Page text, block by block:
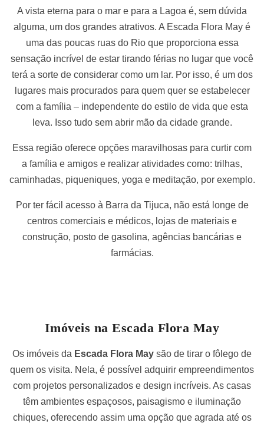
A vista eterna para o mar e para a Lagoa é, sem dúvida
alguma, um dos grandes atrativos. A Escada Flora May é
uma das poucas ruas do Rio que proporciona essa
sensação incrível de estar tirando férias no lugar que você
terá a sorte de considerar como um lar. Por isso, é um dos
lugares mais procurados para quem quer se estabelecer
com a família – independente do estilo de vida que esta
leva. Isso tudo sem abrir mão da cidade grande.
Essa região oferece opções maravilhosas para curtir com
a família e amigos e realizar atividades como: trilhas,
caminhadas, piqueniques, yoga e meditação, por exemplo.
Por ter fácil acesso à Barra da Tijuca, não está longe de
centros comerciais e médicos, lojas de materiais e
construção, posto de gasolina, agências bancárias e
farmácias.
Imóveis na Escada Flora May
Os imóveis da Escada Flora May são de tirar o fôlego de
quem os visita. Nela, é possível adquirir empreendimentos
com projetos personalizados e design incríveis. As casas
têm ambientes espaçosos, paisagismo e iluminação
chiques, oferecendo assim uma opção que agrada até os